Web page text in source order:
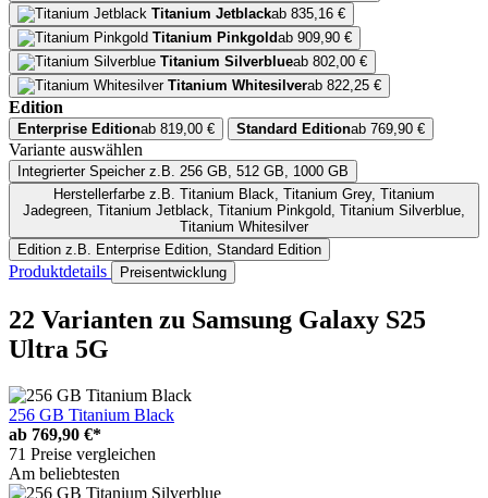
Titanium Jetblackab 835,16 €
Titanium Pinkgoldab 909,90 €
Titanium Silverblueab 802,00 €
Titanium Whitesilverab 822,25 €
Edition
Enterprise Editionab 819,00 € Standard Editionab 769,90 €
Variante auswählen
Integrierter Speicher z.B. 256 GB, 512 GB, 1000 GB
Herstellerfarbe
Jadegreen, Titanium Jetblack, Titanium Pinkgold, Titanium Silverblue,
Titanium Whitesilver
Edition z.B. Enterprise Edition, Standard Edition
Produktdetails Preisentwicklung
22 Varianten zu Samsung Galaxy S25
Ultra 5G
256 GB Titanium Black
ab 769,90 €*
71 Preise vergleichen
Am beliebtesten